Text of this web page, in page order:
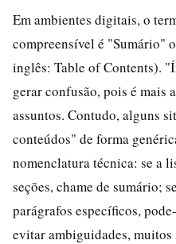
Em ambientes digitais, o
compreensível é "Sumário"
inglês: Table of Contents).
gerar confusão, pois é mais
assuntos. Contudo, alguns
conteúdos" de forma
nomenclatura técnica: se a
seções, chame de sumário;
parágrafos específicos,
evitar ambiguidades,